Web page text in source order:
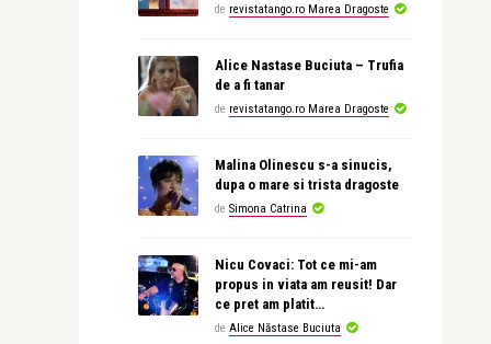
de revistatango.ro Marea Dragoste
Alice Nastase Buciuta – Trufia
de a fi tanar
de revistatango.ro Marea Dragoste
Malina Olinescu s-a sinucis,
dupa o mare si trista dragoste
de Simona Catrina
Nicu Covaci: Tot ce mi-am
propus in viata am reusit! Dar
ce pret am platit…
de Alice Năstase Buciuta